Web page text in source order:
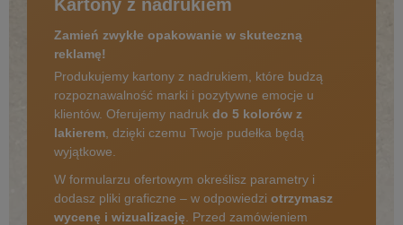
Kartony z nadrukiem
Zamień zwykłe opakowanie w skuteczną
reklamę!
Produkujemy kartony z nadrukiem, które budzą
rozpoznawalność marki i pozytywne emocje u
klientów. Oferujemy nadruk do 5 kolorów z
lakierem , dzięki czemu Twoje pudełka będą
wyjątkowe.
W formularzu ofertowym określisz parametry i
dodasz pliki graficzne – w odpowiedzi otrzymasz
wycenę i wizualizację . Przed zamówieniem